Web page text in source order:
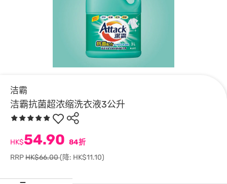
洁霸
洁霸抗菌超浓缩洗衣液3公升
HK$54.90 84折
RRPHK$66.00(降: HK$11.10)